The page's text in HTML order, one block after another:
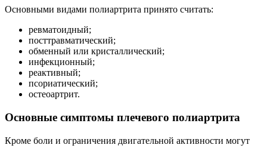
Основными видами полиартрита принято считать:
ревматоидный;
посттравматический;
обменный или кристаллический;
инфекционный;
реактивный;
псориатический;
остеоартрит.
Основные симптомы плечевого полиартрита
Кроме боли и ограничения двигательной активности могут